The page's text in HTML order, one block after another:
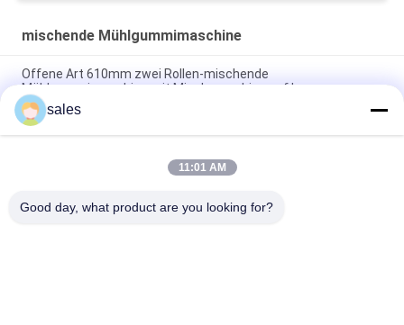
mischende Mühlgummimaschine
Offene Art 610mm zwei Rollen-mischende
Mühlgummimaschine mit Mischmaschine auf Lager
Gummimischungs-mischende Mühlmaschine XK-450 18 Zoll
Rollen-Durchmesser 48" Länge
16 Antriebsmotor der Zoll-offene Mühlgummimischungs-
sales
11:01 AM
Good day, what product are you looking for?